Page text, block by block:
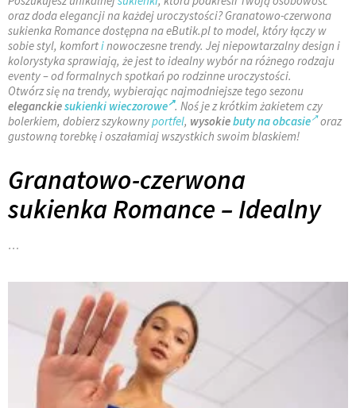
oraz doda elegancji na każdej uroczystości? Granatowo-czerwona
sukienka Romance dostępna na eButik.pl to model, który łączy w
sobie styl, komfortinowoczesne trendy. Jej niepowtarzalny design i
kolorystyka sprawiają, że jest to idealny wybór na różnego rodzaju
eventy – od formalnych spotkań po rodzinne uroczystości.
Otwórz się na trendy, wybierając najmodniejsze tego sezonu
eleganckiesukienki wieczorowe . Noś je z krótkim żakietem czy
bolerkiem, dobierz szykownyportfel, wysokiebuty na obcasie oraz
gustowną torebkę i oszałamiaj wszystkich swoim blaskiem!
Granatowo-czerwona
sukienka Romance – Idealny
…